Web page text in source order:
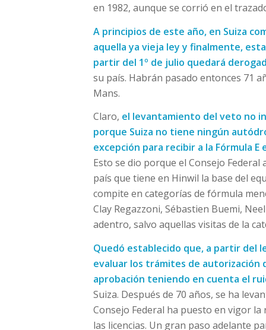
en 1982, aunque se corrió en el
A principios de este año, en Suiza
aquella ya vieja ley y finalmente,
partir del 1º de julio quedará
su país. Habrán pasado entonces 71
Mans.
Claro, el levantamiento del veto no
porque Suiza no tiene ningún
excepción para recibir a la Fórmula E
Esto se dio porque el Consejo
país que tiene en Hinwil la base del
compite en categorías de fórmula
Clay Regazzoni, Sébastien Buemi,
adentro, salvo aquellas visitas de la
Quedó establecido que, a partir del
evaluar los trámites de autorización
aprobación teniendo en cuenta el
Suiza. Después de 70 años, se ha
Consejo Federal ha puesto en vigor
las licencias. Un gran paso adelante